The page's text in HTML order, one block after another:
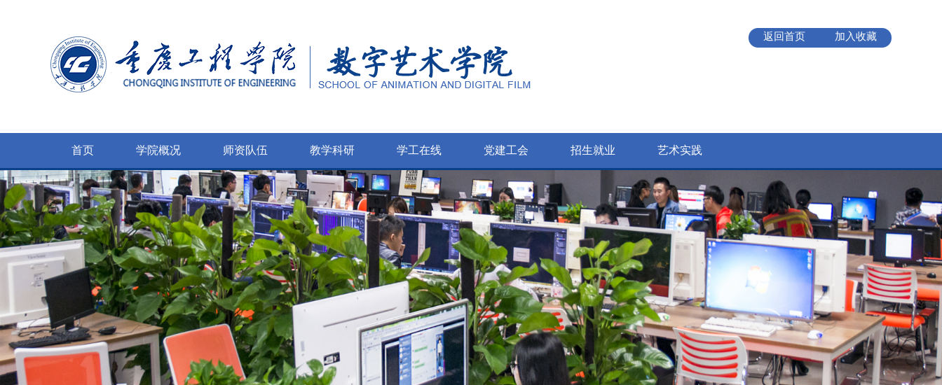
返回首页 加入收藏
首页 学院概况 师资队伍 教学科研 学工在线 党建工会 招生就业 艺术实践